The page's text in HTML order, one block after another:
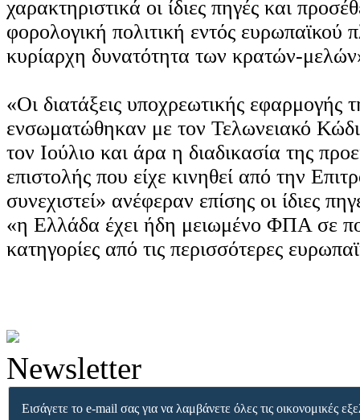
χαρακτηριστικά οι ίδιες πηγές και
φορολογική πολιτική εντός ευρωπαϊκού
κυρίαρχη δυνατότητα των κρατών-
«Οι διατάξεις υποχρεωτικής εφαρμογής
ενσωματώθηκαν με τον Τελωνειακό
τον Ιούλιο και άρα η διαδικασία της
επιστολής που είχε κινηθεί από την
συνεχιστεί» ανέφεραν επίσης οι ίδιες
«η Ελλάδα έχει ήδη μειωμένο ΦΠΑ σε
κατηγορίες από τις περισσότερες
Newsletter
Εισάγετε το e-mail σας για να λαμβάνετε όλες τις οικονομικές